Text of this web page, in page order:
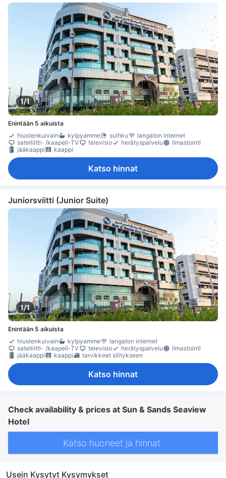
1/1
Enintään 5 aikuista
hiustenkuivain
kylpyamme suihku
langaton internet
satelliitti- /kaapeli-TV
televisio herätyspalvelu
ilmastointi
jääkaappi
kaappi
Katso hinnat
Juniorsviitti (Junior Suite)
1/1
Enintään 5 aikuista
hiustenkuivain
kylpyamme
langaton internet
satelliitti- /kaapeli-TV
televisio herätyspalvelu
ilmastointi
jääkaappi
kaappi tarvikkeet silitykseen
Katso hinnat
Check availability & prices at Sun & Sands Seaview
Hotel
Katso huoneet ja hinnat
Usein Kysytyt Kysymykset